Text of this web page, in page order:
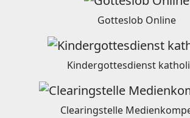
Gotteslob Online
Kindergottesdienst
Clearingstelle